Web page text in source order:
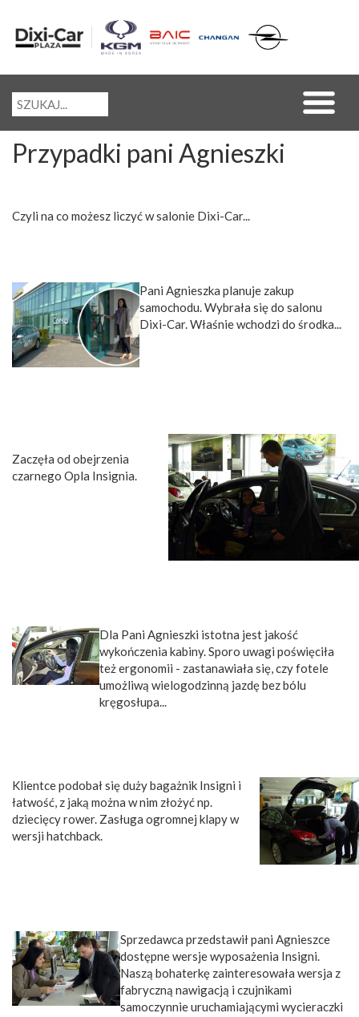
Przypadki pani Agnieszki
Czyli na co możesz liczyć w salonie Dixi-Car...
Pani Agnieszka planuje zakup
samochodu. Wybrała się do salonu
Dixi-Car. Właśnie wchodzi do środka...
Zaczęła od obejrzenia
czarnego Opla Insignia.
Dla Pani Agnieszki istotna jest jakość
wykończenia kabiny. Sporo uwagi poświęciła
też ergonomii - zastanawiała się, czy fotele
umożliwą wielogodzinną jazdę bez bólu
kręgosłupa...
Klientce podobał się duży bagażnik Insigni i
łatwość, z jaką można w nim złożyć np.
dziecięcy rower. Zasługa ogromnej klapy w
wersji hatchback.
Sprzedawca przedstawił pani Agnieszce
dostępne wersje wyposażenia Insigni.
Naszą bohaterkę zainteresowała wersja z
fabryczną nawigacją i czujnikami
samoczynnie uruchamiającymi wycieraczki